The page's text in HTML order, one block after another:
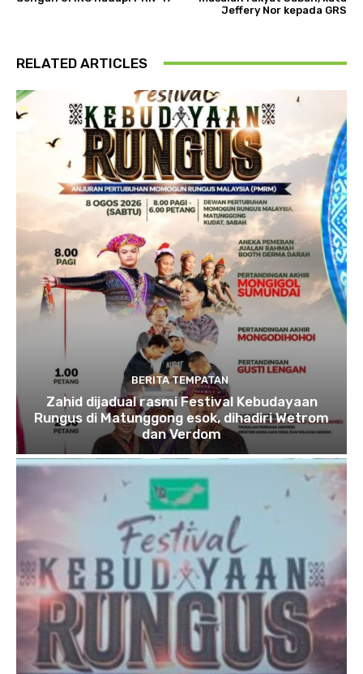
Jeffery Nor kepada GRS
RELATED ARTICLES
BERITA TEMPATAN
Zahid dijadual rasmi Festival Kebudayaan
Rungus di Matunggong esok, dihadiri Wetrom
dan Verdom